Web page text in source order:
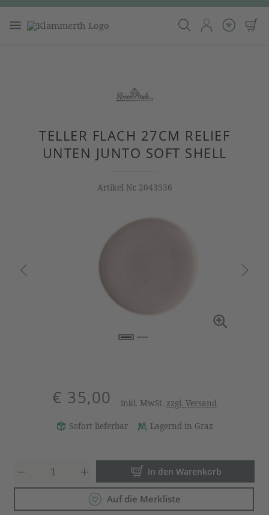
TELLER FLACH 27CM RELIEF
UNTEN JUNTO SOFT SHELL
Artikel Nr. 2043536
€ 35,00 inkl. MwSt. zzgl. Versand
Sofort lieferbar Lagernd in Graz
Produkt Anzahl: Gib den
In den Warenkorb
Auf die Merkliste